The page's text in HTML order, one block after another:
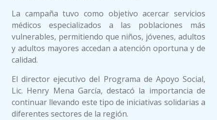
La campaña tuvo como objetivo acercar servicios
médicos especializados a las poblaciones más
vulnerables, permitiendo que niños, jóvenes, adultos
y adultos mayores accedan a atención oportuna y de
calidad.
El director ejecutivo del Programa de Apoyo Social,
Lic. Henry Mena García, destacó la importancia de
continuar llevando este tipo de iniciativas solidarias a
diferentes sectores de la región.